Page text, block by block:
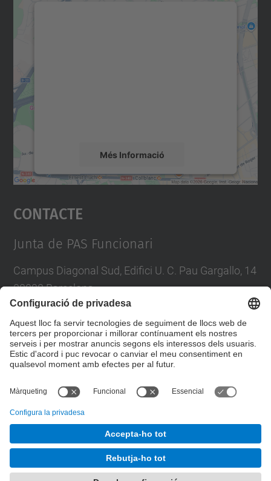
Més Informació
Accepta
powered by
Contacte
Junta de PAS Funcionari
Campus Diagonal Sud, Edifici U. C. Pau Gargallo, 14
08028 Barcelona
E-mail :junta.pasf@upc.edu
Formulari de contacte
Junta PAS Funcionari
Desenvolupat amb